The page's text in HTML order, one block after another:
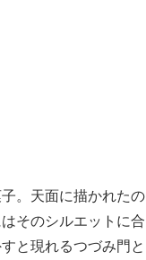
。天面に描かれたの
そのシルエットに合
と現れるつづみ門と